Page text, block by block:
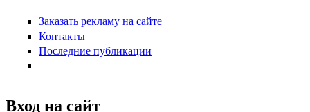
Заказать рекламу на сайте
Контакты
Последние публикации
Вход на сайт